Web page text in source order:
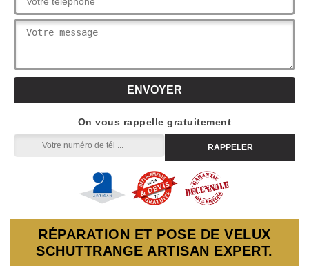
On vous rappelle gratuitement
RÉPARATION ET POSE DE VELUX
SCHUTTRANGE ARTISAN EXPERT.